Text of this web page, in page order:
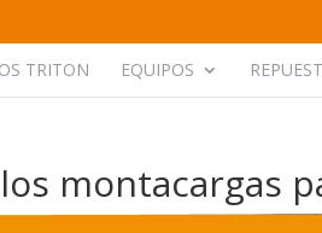
TRITON EQUIPOS
montacargas